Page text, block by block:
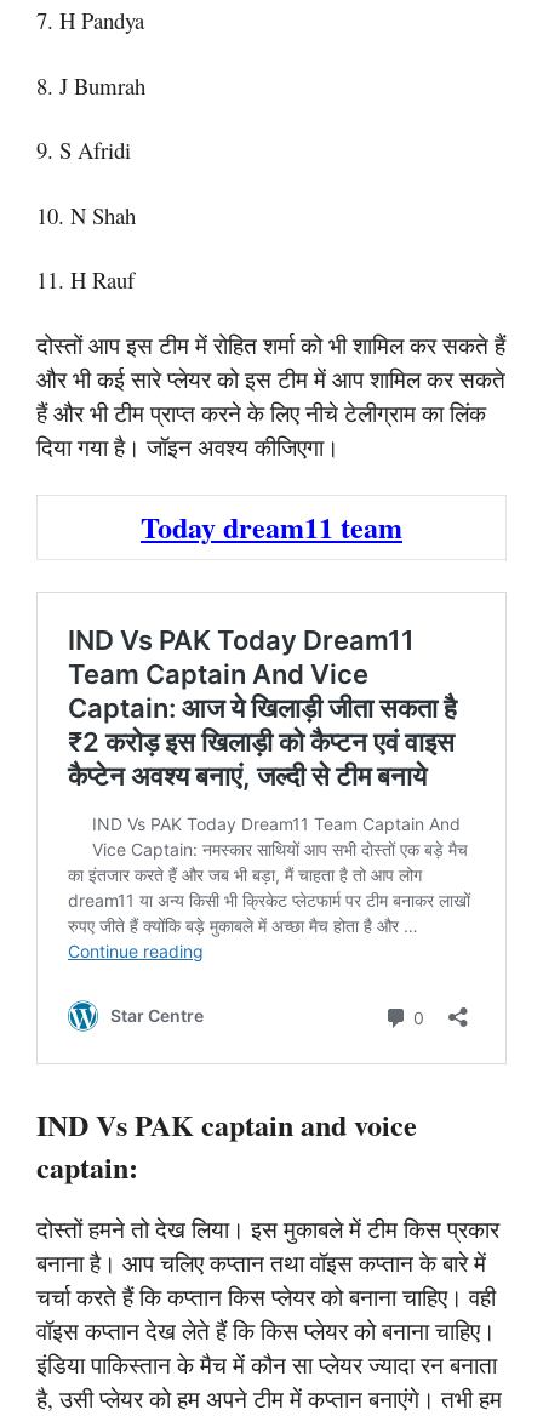
7. H Pandya
8. J Bumrah
9. S Afridi
10. N Shah
11. H Rauf
दोस्तों आप इस टीम में रोहित शर्मा को भी शामिल कर सकते हैं
और भी कई सारे प्लेयर को इस टीम में आप शामिल कर सकते
हैं और भी टीम प्राप्त करने के लिए नीचे टेलीग्राम का लिंक
दिया गया है। जॉइन अवश्य कीजिएगा।
Today dream11 team
IND Vs PAK captain and voice
captain:
दोस्तों हमने तो देख लिया। इस मुकाबले में टीम किस प्रकार
बनाना है। आप चलिए कप्तान तथा वॉइस कप्तान के बारे में
चर्चा करते हैं कि कप्तान किस प्लेयर को बनाना चाहिए। वही
वॉइस कप्तान देख लेते हैं कि किस प्लेयर को बनाना चाहिए।
इंडिया पाकिस्तान के मैच में कौन सा प्लेयर ज्यादा रन बनाता
है, उसी प्लेयर को हम अपने टीम में कप्तान बनाएंगे। तभी हम